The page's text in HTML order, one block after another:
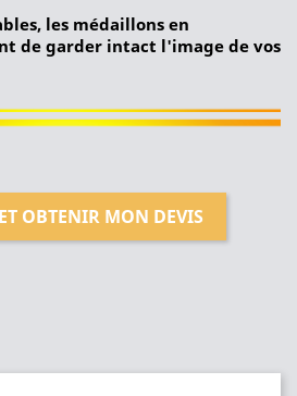
les médaillons en
de garder intact l'image de vos
OBTENIR MON DEVIS